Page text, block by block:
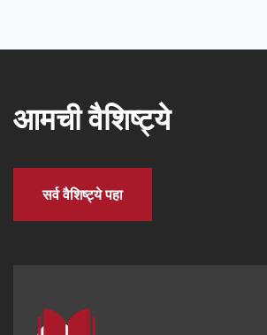
आमची वैशिष्ट्ये
सर्व वैशिष्ट्ये पहा